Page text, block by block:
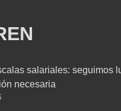
salariales: seguimos
necesaria